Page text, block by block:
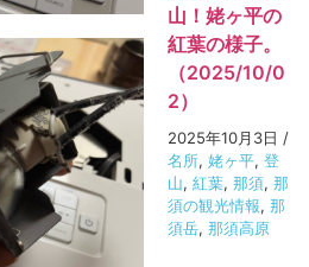
山！姥ヶ平の
紅葉の様子。
（2025/10/0
2）
2025年10月3日 /
名所,姥ヶ平,登
山,紅葉,那須,那
須の観光情報,那
須岳,那須高原